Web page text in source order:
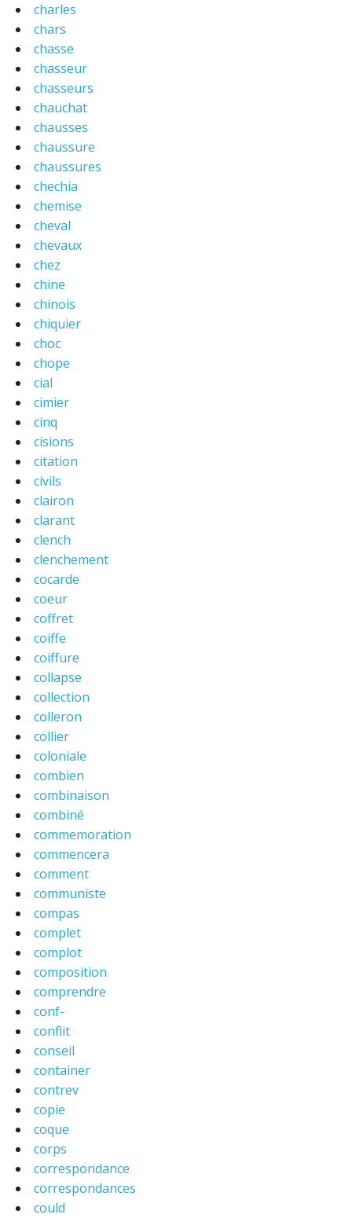
charles
chars
chasse
chasseur
chasseurs
chauchat
chausses
chaussure
chaussures
chechia
chemise
cheval
chevaux
chez
chine
chinois
chiquier
choc
chope
cial
cimier
cinq
cisions
citation
civils
clairon
clarant
clench
clenchement
cocarde
coeur
coffret
coiffe
coiffure
collapse
collection
colleron
collier
coloniale
combien
combinaison
combiné
commemoration
commencera
comment
communiste
compas
complet
complot
composition
comprendre
conf-
conflit
conseil
container
contrev
copie
coque
corps
correspondance
correspondances
could